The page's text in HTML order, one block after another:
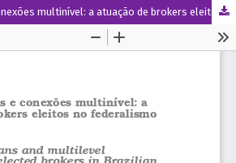
Políticos locais e conexões multinível: a atuação de brokers eleitos no federalismo brasileiro